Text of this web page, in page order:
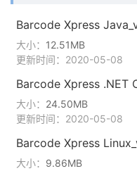
Barcode Xpress
大小： 12.51MB
更新时间：2020-05-08
Barcode Xpress .NET
大小： 24.50MB
更新时间：2020-05-08
Barcode Xpress
大小： 9.86MB